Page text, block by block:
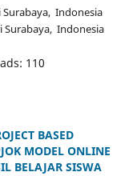
Indonesia
Surabaya, Indonesia
110
BASED
MODEL ONLINE
BELAJAR SISWA